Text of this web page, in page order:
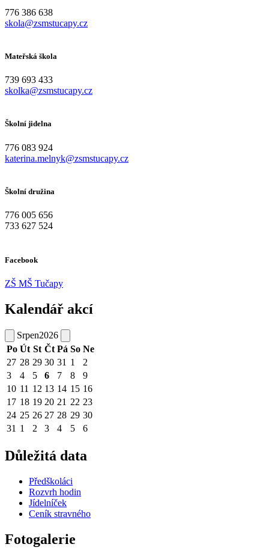
776 386 638
skola@zsmstucapy.cz
Mateřská škola
739 693 433
skolka@zsmstucapy.cz
Školní jidelna
776 083 924
katerina.melnyk@zsmstucapy.cz
Školní družina
776 005 656
733 627 524
Facebook
ZŠ MŠ Tučapy
Kalendář akcí
Srpen2026
Po Út St Čt Pá So Ne
27 28 29 30 31 1
2
3
4 5 6 7 8
9
10 11 12 13 14 15 16
17 18 19 20 21 22 23
24 25 26 27 28 29 30
31 1 2 3 4 5 6
Důležitá data
Předškoláci
Rozvrh hodin
Jídelníček
Ceník stravného
Fotogalerie